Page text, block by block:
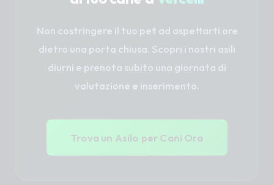
Non costringere il tuo pet ad aspettarti ore
dietro una porta chiusa. Scopri i nostri asili
diurni e prenota subito una giornata di
valutazione e inserimento.
Trova un Asilo per Cani Ora